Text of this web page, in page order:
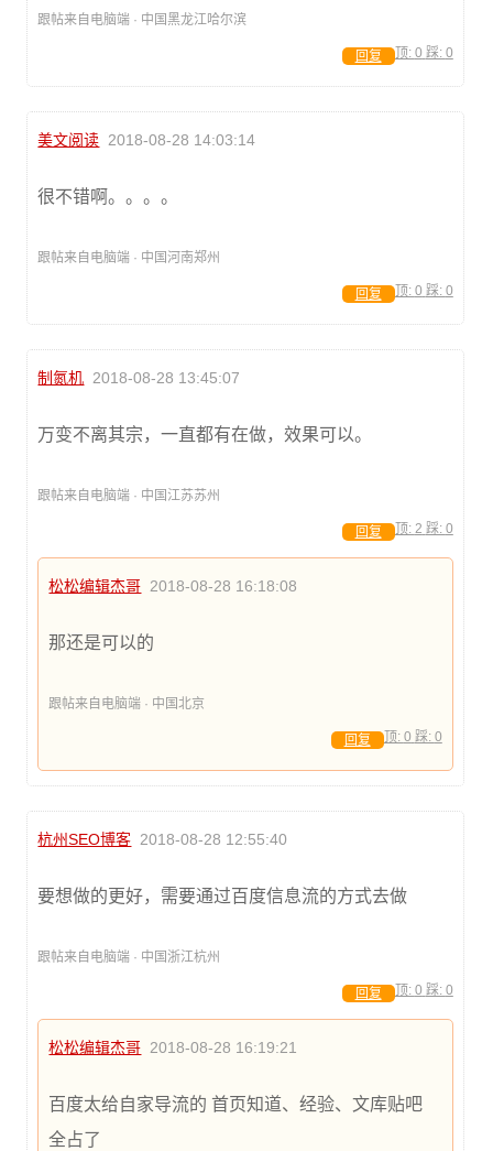
跟帖来自电脑端 · 中国黑龙江哈尔滨
顶: 0 踩: 0
回复
美文阅读 2018-08-28 14:03:14
很不错啊。。。。
跟帖来自电脑端 · 中国河南郑州
顶: 0 踩: 0
回复
制氮机 2018-08-28 13:45:07
万变不离其宗，一直都有在做，效果可以。
跟帖来自电脑端 · 中国江苏苏州
顶: 2 踩: 0
回复
松松编辑杰哥 2018-08-28 16:18:08
那还是可以的
跟帖来自电脑端 · 中国北京
顶: 0 踩: 0
回复
杭州SEO博客 2018-08-28 12:55:40
要想做的更好，需要通过百度信息流的方式去做
跟帖来自电脑端 · 中国浙江杭州
顶: 0 踩: 0
回复
松松编辑杰哥 2018-08-28 16:19:21
百度太给自家导流的 首页知道、经验、文库贴吧
全占了